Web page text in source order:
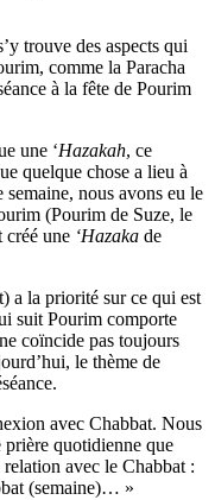
trouve des aspects qui
comme la Paracha
à la fête de Pourim
une ‘Hazakah, ce
quelque chose a lieu à
semaine, nous avons eu le
(Pourim de Suze, le
créé une ‘Hazaka de
a la priorité sur ce qui est
suit Pourim comporte
coïncide pas toujours
le thème de
avec Chabbat. Nous
quotidienne que
avec le Chabbat :
(semaine)… »